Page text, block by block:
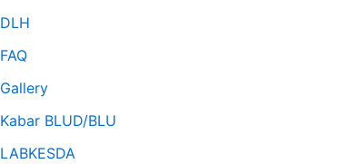
DLH
FAQ
Gallery
Kabar BLUD/BLU
LABKESDA